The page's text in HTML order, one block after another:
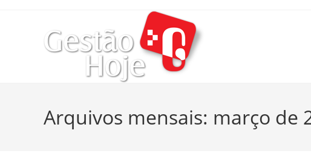
Arquivos mensais: março de